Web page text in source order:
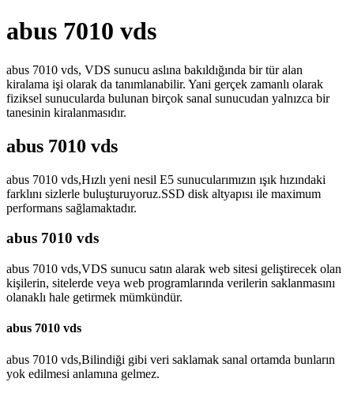
abus 7010 vds
abus 7010 vds, VDS sunucu aslına bakıldığında bir tür alan
kiralama işi olarak da tanımlanabilir. Yani gerçek zamanlı olarak
fiziksel sunucularda bulunan birçok sanal sunucudan yalnızca bir
tanesinin kiralanmasıdır.
abus 7010 vds
abus 7010 vds,Hızlı yeni nesil E5 sunucularımızın ışık hızındaki
farklını sizlerle buluşturuyoruz.SSD disk altyapısı ile maximum
performans sağlamaktadır.
abus 7010 vds
abus 7010 vds,VDS sunucu satın alarak web sitesi geliştirecek olan
kişilerin, sitelerde veya web programlarında verilerin saklanmasını
olanaklı hale getirmek mümkündür.
abus 7010 vds
abus 7010 vds,Bilindiği gibi veri saklamak sanal ortamda bunların
yok edilmesi anlamına gelmez.